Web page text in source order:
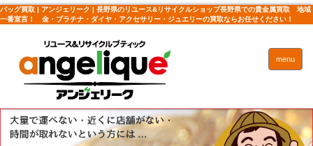
バッグ買取 | アンジェリーク | 長野県のリユース&リサイクルショップ長野県での貴金属買取 地域
一番宣言！ 金・プラチナ・ダイヤ・アクセサリー・ジュエリーの買取ならお任せください！
menu